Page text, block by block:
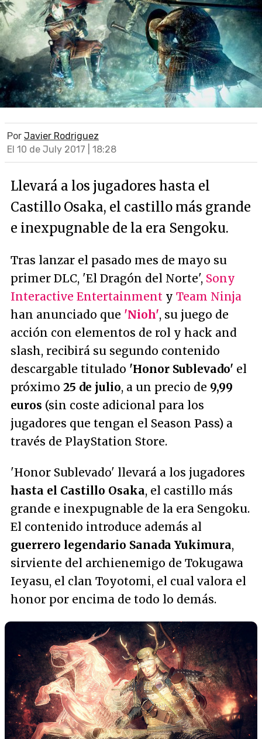
Por Javier Rodriguez
El 10 de July 2017 | 18:28
Llevará a los jugadores hasta el
Castillo Osaka, el castillo más grande
e inexpugnable de la era Sengoku.
Tras lanzar el pasado mes de mayo su
primer DLC, 'El Dragón del Norte', Sony
Interactive Entertainment y Team Ninja
han anunciado que 'Nioh', su juego de
acción con elementos de rol y hack and
slash, recibirá su segundo contenido
descargable titulado 'Honor Sublevado' el
próximo 25 de julio, a un precio de 9,99
euros (sin coste adicional para los
jugadores que tengan el Season Pass) a
través de PlayStation Store.
'Honor Sublevado' llevará a los jugadores
hasta el Castillo Osaka, el castillo más
grande e inexpugnable de la era Sengoku.
El contenido introduce además al
guerrero legendario Sanada Yukimura,
sirviente del archienemigo de Tokugawa
Ieyasu, el clan Toyotomi, el cual valora el
honor por encima de todo lo demás.